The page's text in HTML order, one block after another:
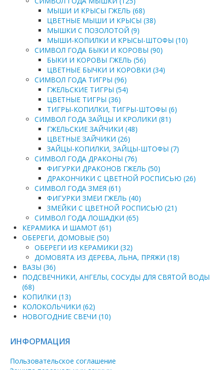
МЫШИ И КРЫСЫ ГЖЕЛЬ (68)
ЦВЕТНЫЕ МЫШИ И КРЫСЫ (38)
МЫШКИ С ПОЗОЛОТОЙ (9)
МЫШИ-КОПИЛКИ И КРЫСЫ-ШТОФЫ (10)
СИМВОЛ ГОДА БЫКИ И КОРОВЫ (90)
БЫКИ И КОРОВЫ ГЖЕЛЬ (56)
ЦВЕТНЫЕ БЫЧКИ И КОРОВКИ (34)
СИМВОЛ ГОДА ТИГРЫ (96)
ГЖЕЛЬСКИЕ ТИГРЫ (54)
ЦВЕТНЫЕ ТИГРЫ (36)
ТИГРЫ-КОПИЛКИ, ТИГРЫ-ШТОФЫ (6)
СИМВОЛ ГОДА ЗАЙЦЫ И КРОЛИКИ (81)
ГЖЕЛЬСКИЕ ЗАЙЧИКИ (48)
ЦВЕТНЫЕ ЗАЙЧИКИ (26)
ЗАЙЦЫ-КОПИЛКИ, ЗАЙЦЫ-ШТОФЫ (7)
СИМВОЛ ГОДА ДРАКОНЫ (76)
ФИГУРКИ ДРАКОНОВ ГЖЕЛЬ (50)
ДРАКОНЧИКИ С ЦВЕТНОЙ РОСПИСЬЮ (26)
СИМВОЛ ГОДА ЗМЕЯ (61)
ФИГУРКИ ЗМЕИ ГЖЕЛЬ (40)
ЗМЕЙКИ С ЦВЕТНОЙ РОСПИСЬЮ (21)
СИМВОЛ ГОДА ЛОШАДКИ (65)
КЕРАМИКА И ШАМОТ (61)
ОБЕРЕГИ, ДОМОВЫЕ (50)
ОБЕРЕГИ ИЗ КЕРАМИКИ (32)
ДОМОВЯТА ИЗ ДЕРЕВА, ЛЬНА, ПРЯЖИ (18)
ВАЗЫ (36)
ПОДСВЕЧНИКИ, АНГЕЛЫ, СОСУДЫ ДЛЯ СВЯТОЙ ВОДЫ
(68)
КОПИЛКИ (13)
КОЛОКОЛЬЧИКИ (62)
НОВОГОДНИЕ СВЕЧИ (10)
ИНФОРМАЦИЯ
Пользовательское соглашение